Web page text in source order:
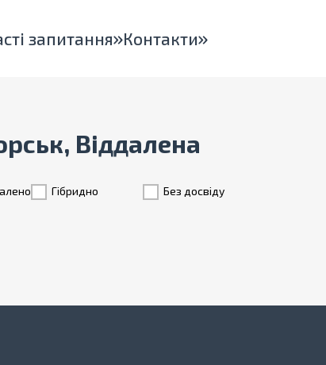
запитання Контакти
Віддалена
Гiбридно Без досвіду